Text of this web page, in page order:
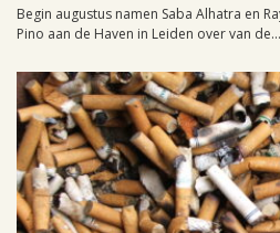
Begin augustus namen Saba Alhatra en
Pino aan de Haven in Leiden over van de...